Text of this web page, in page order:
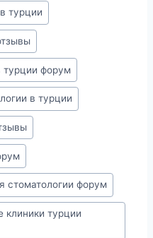
турции
турции форум
в турции
стоматологии форум
клиники турции